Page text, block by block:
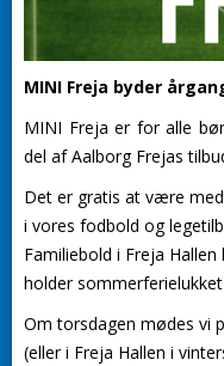
MINI Freja byder
MINI Freja er for alle
del af Aalborg Frejas
Det er gratis at være
i vores fodbold og
Familiebold i Freja
holder
Om torsdagen mødes vi
(eller i Freja Hallen i